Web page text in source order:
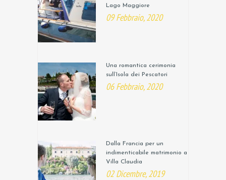
Lago Maggiore
09 Febbraio, 2020
Una romantica cerimonia
sull’Isola dei Pescatori
06 Febbraio, 2020
Dalla Francia per un
indimenticabile matrimonio a
Villa Claudia
02 Dicembre, 2019